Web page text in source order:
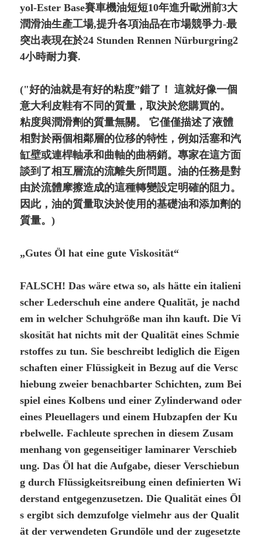
yol-Ester Base賽車機油短短10年進升歐洲前3大
潤滑油生產工場,提升各項油品在市場競爭力-最
突出表現在於24 Stunden Rennen Nürburgring2
4小時耐力賽.
("好的油就是有好的粘度”錯了！ 這就好像一個
意大利皮鞋有不同的質量，取決於您購買的。
粘度與潤滑劑的質量無關。 它僅僅描述了液體
相對於兩個相鄰層的位移的特性，例如活塞和汽
缸壁或連桿軸承和曲軸的曲柄銷。專家在這方面
談到了相互層流的流離失所問題。油的任務是對
由於流體摩擦造成的這種轉變設定明確的阻力。
因此，油的質量取決於使用的基礎油和添加劑的
質量。)
„Gutes Öl hat eine gute Viskosität“
FALSCH! Das wäre etwa so, als hätte ein italieni
scher Lederschuh eine andere Qualität, je nachd
em in welcher Schuhgröße man ihn kauft. Die Vi
skosität hat nichts mit der Qualität eines Schmie
rstoffes zu tun. Sie beschreibt lediglich die Eigen
schaften einer Flüssigkeit in Bezug auf die Versc
hiebung zweier benachbarter Schichten, zum Bei
spiel eines Kolbens und einer Zylinderwand oder
eines Pleuellagers und einem Hubzapfen der Ku
rbelwelle. Fachleute sprechen in diesem Zusam
menhang von gegenseitiger laminarer Verschieb
ung. Das Öl hat die Aufgabe, dieser Verschiebun
g durch Flüssigkeitsreibung einen definierten Wi
derstand entgegenzusetzen. Die Qualität eines Öl
s ergibt sich demzufolge vielmehr aus der Qualit
ät der verwendeten Grundöle und der zugesetzte